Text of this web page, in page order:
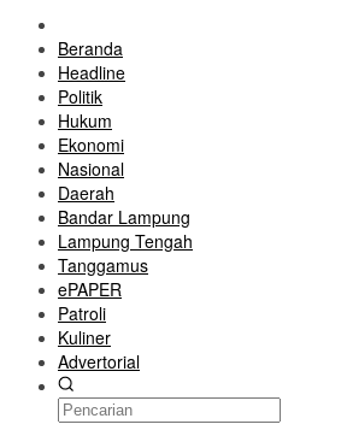
Beranda
Headline
Politik
Hukum
Ekonomi
Nasional
Daerah
Bandar Lampung
Lampung Tengah
Tanggamus
ePAPER
Patroli
Kuliner
Advertorial